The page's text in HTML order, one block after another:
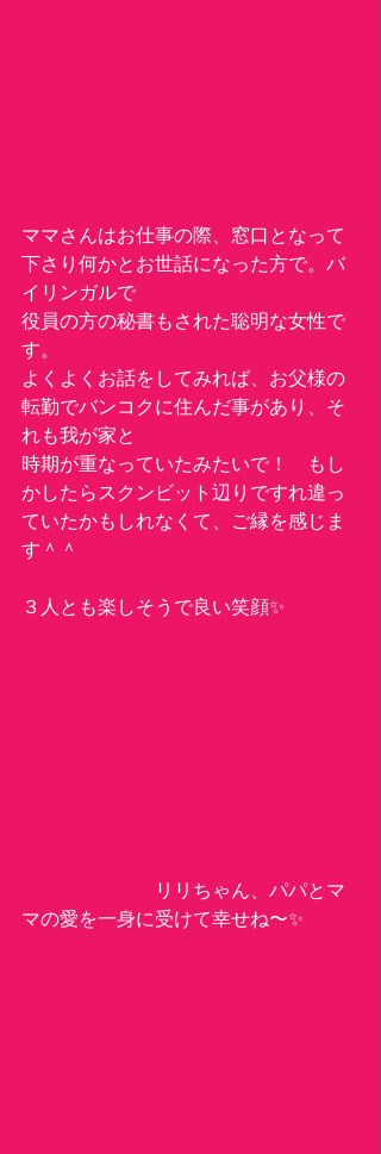
ママさんはお仕事の際、窓口となって
下さり何かとお世話になった方で。バ
イリンガルで
役員の方の秘書もされた聡明な女性で
す。
よくよくお話をしてみれば、お父様の
転勤でバンコクに住んだ事があり、そ
れも我が家と
時期が重なっていたみたいで！　もし
かしたらスクンビット辺りですれ違っ
ていたかもしれなくて、ご縁を感じま
す＾＾
３人とも楽しそうで良い笑顔✨
リリちゃん、パパとマ
マの愛を一身に受けて幸せね〜✨